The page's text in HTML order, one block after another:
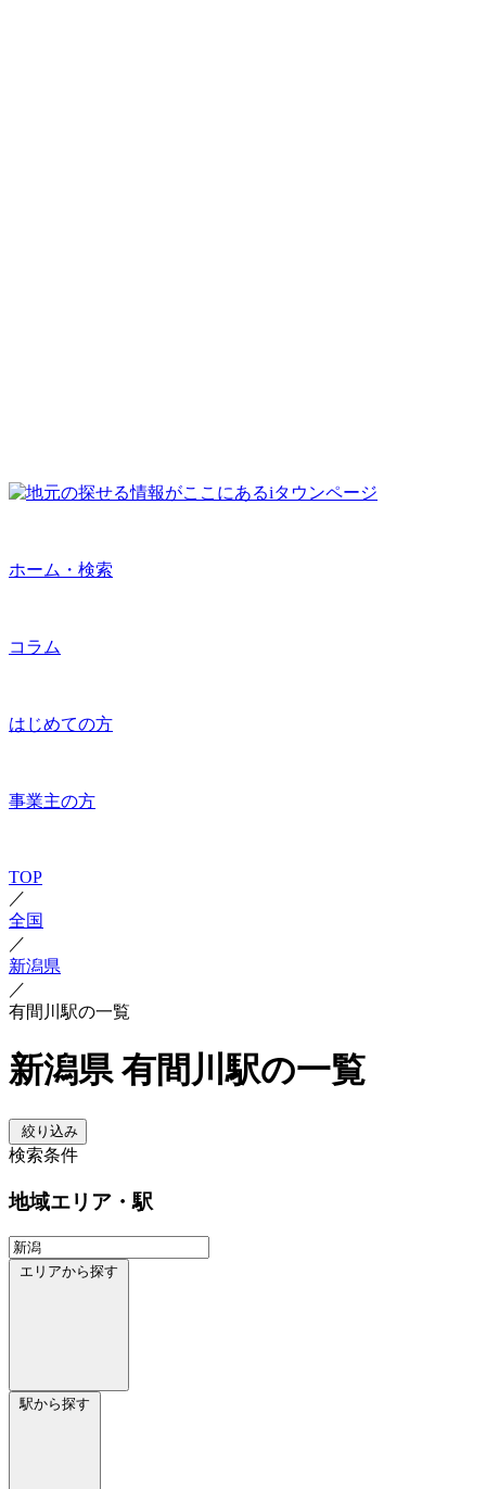
ホーム・検索
コラム
はじめての方
事業主の方
TOP
／
全国
／
新潟県
／
有間川駅の一覧
新潟県 有間川駅の一覧
絞り込み
検索条件
地域エリア・駅
エリアから探す
駅から探す